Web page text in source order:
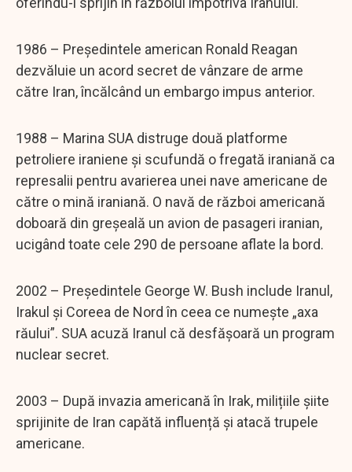
1986 – Președintele american Ronald Reagan
dezvăluie un acord secret de vânzare de arme
către Iran, încălcând un embargo impus anterior.
1988 – Marina SUA distruge două platforme
petroliere iraniene și scufundă o fregată iraniană ca
represalii pentru avarierea unei nave americane de
către o mină iraniană. O navă de război americană
doboară din greșeală un avion de pasageri iranian,
ucigând toate cele 290 de persoane aflate la bord.
2002 – Președintele George W. Bush include Iranul,
Irakul și Coreea de Nord în ceea ce numește „axa
răului”. SUA acuză Iranul că desfășoară un program
nuclear secret.
2003 – După invazia americană în Irak, milițiile șiite
sprijinite de Iran capătă influență și atacă trupele
americane.